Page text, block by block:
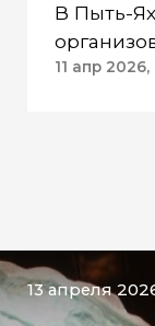
В Пыть-
супруги
11 апр 2026,
13 апреля